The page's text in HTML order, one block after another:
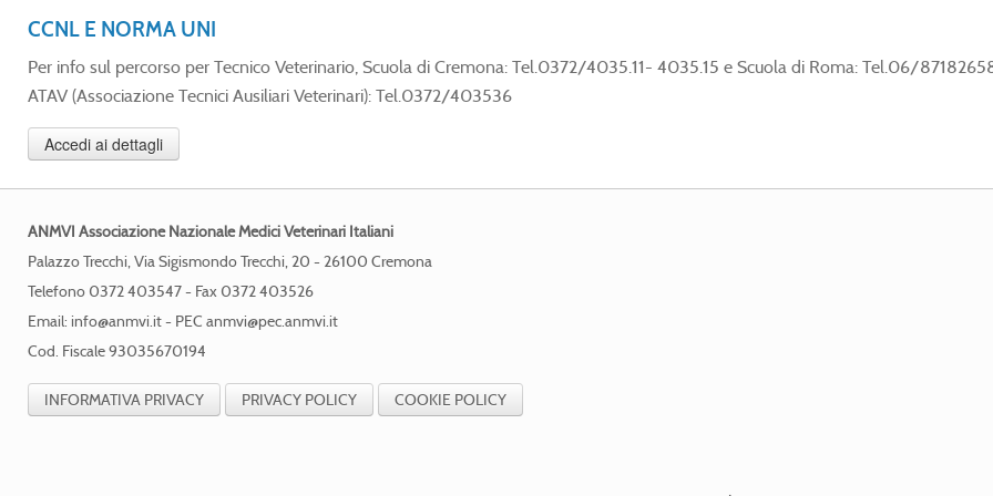
CCNL E NORMA UNI
Per info sul percorso per Tecnico Veterinario, Scuola di Cremona: Tel.0372/4035.11- 4035.15 e Scuola di Roma: Tel.06/
ATAV (Associazione Tecnici Ausiliari Veterinari): Tel.0372/403536
Accedi ai dettagli
ANMVI Associazione Nazionale Medici Veterinari Italiani
Palazzo Trecchi, Via Sigismondo Trecchi, 20 - 26100 Cremona
Telefono 0372 403547 - Fax 0372 403526
Email: info@anmvi.it- PEC anmvi@pec.anmvi.it
Cod. Fiscale 93035670194
INFORMATIVA PRIVACY PRIVACY POLICY COOKIE POLICY